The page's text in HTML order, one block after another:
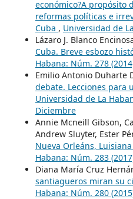
económico?A propósito
reformas políticas e
Cuba , Universidad de
Lázaro J. Blanco
Cuba. Breve esbozo
Habana: Núm. 278
Emilio Antonio Duharte
debate. Lecciones para
Universidad de La
Diciembre
Annie Mcneill Gibson,
Andrew Sluyter, Ester
Nueva Orleáns,
Habana: Núm. 283
Diana María Cruz
santiagueros miran su
Habana: Núm. 280